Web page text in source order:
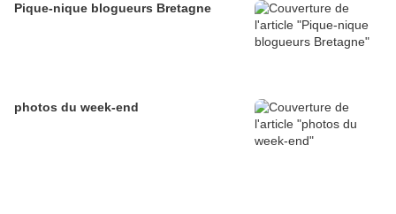
Pique-nique blogueurs Bretagne
photos du week-end